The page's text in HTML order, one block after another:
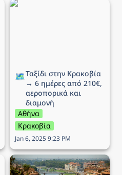
Ταξίδι στην Κρακοβία →
🗺️Ταξίδι στην Κρακοβία
→ 6 ημέρες από 210€,
αεροπορικά και
διαμονή
Αθήνα
Κρακοβία
Jan 6, 2025 9:23 PM
Ταξίδι στην Φλωρεντία →
5 ημέρες από 293€,